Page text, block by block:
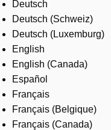
About us
Where to buy
Contact us
Careers
Deutsch
Deutsch (Schweiz)
Deutsch (Luxemburg)
English
English (Canada)
Español
Français
Français (Belgique)
Français (Canada)